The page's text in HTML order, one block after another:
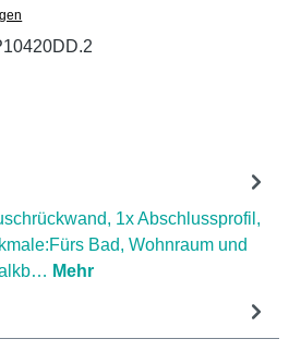
1x Abschlussprofil,
Bad, Wohnraum und
Mehr